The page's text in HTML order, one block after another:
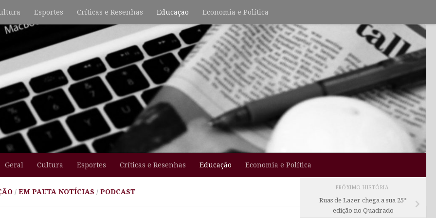
Esportes Críticas e Resenhas Educação Economia e Política
Geral Cultura Esportes Críticas e Resenhas Educação Economia e Política
/ EM PAUTA NOTÍCIAS / PODCAST
PRÓXIMO HISTÓRIA
Ruas de Lazer chega a sua 25°
edição no Quadrado